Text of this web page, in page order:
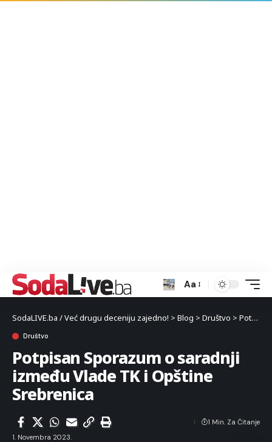
Aa
SodaLIVE.ba / Već drugu deceniju zajedno! > Blog > Društvo > Potpisan Sporazum o saradnji između Vlade TK i Opštine Srebrenica
Društvo
Potpisan Sporazum o saradnji
između Vlade TK i Opštine
Srebrenica
1. Novembra 2023.
1 Min. Za Čitanje